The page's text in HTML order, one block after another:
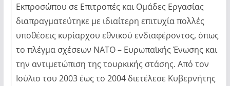
Εκπροσώπου σε Επιτροπές και Ομάδες Εργασίας
διαπραγματεύτηκε με ιδιαίτερη επιτυχία πολλές
υποθέσεις κυρίαρχου εθνικού ενδιαφέροντος, όπως
το πλέγμα σχέσεων ΝΑΤΟ – Ευρωπαϊκής Ένωσης και
την αντιμετώπιση της τουρκικής στάσης. Από τον
Ιούλιο του 2003 έως το 2004 διετέλεσε Κυβερνήτης